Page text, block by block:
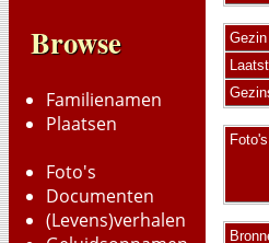
Browse
Familienamen
Plaatsen
Foto's
Documenten
(Levens)verhalen
Gezin
Foto's